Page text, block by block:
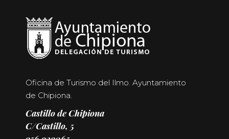
Oficina de Turismo del Ilmo. Ayuntamiento
de Chipiona.
Castillo de Chipiona
C/Castillo, 5